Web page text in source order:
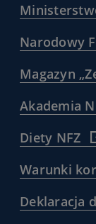
Narodowy
Magazyn
Akademia
Diety NFZ
Warunki
Deklaracja